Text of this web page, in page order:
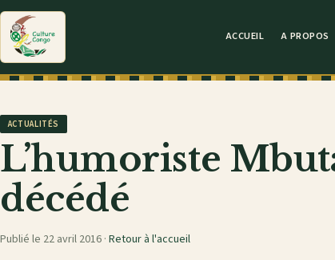
ACCUEIL A PROPOS
ACTUALITÉS
L’humoriste
décédé
Publié le 22 avril 2016 · Retour à l'accueil